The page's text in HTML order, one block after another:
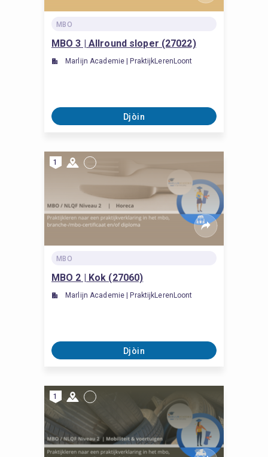
MBO
MBO 3 | Allround sloper (27022)
Marlijn Academie | PraktijkLerenLoont
Djòin
1
MBO
MBO 2 | Kok (27060)
Marlijn Academie | PraktijkLerenLoont
Djòin
1